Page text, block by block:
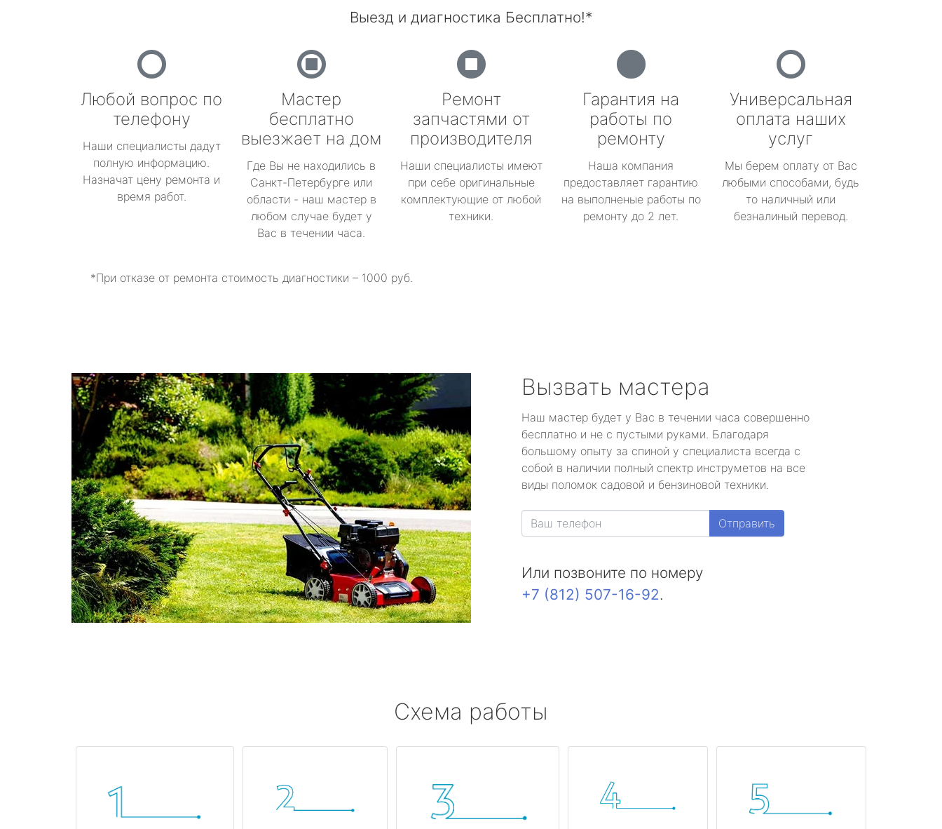
Выезд и диагностика Бесплатно!*
Любой вопрос по
телефону
Наши специалисты дадут
полную информацию.
Назначат цену ремонта и
время работ.
Мастер
бесплатно
выезжает на дом
Где Вы не находились в
Санкт-Петербурге или
области - наш мастер в
любом случае будет у
Вас в течении часа.
Ремонт
запчастями от
производителя
Наши специалисты имеют
при себе оригинальные
комплектующие от любой
техники.
Гарантия на
работы по
ремонту
Наша компания
предоставляет гарантию
на выполненые работы по
ремонту до 2 лет.
Универсальная
оплата наших
услуг
Мы берем оплату от Вас
любыми способами, будь
то наличный или
безналиный перевод.
*При отказе от ремонта стоимость диагностики – 1000 руб.
Вызвать мастера
Наш мастер будет у Вас в течении часа совершенно
бесплатно и не с пустыми руками. Благодаря
большому опыту за спиной у специалиста всегда с
собой в наличии полный спектр инструметов на все
виды поломок садовой и бензиновой техники.
Отправить
Или позвоните по номеру
+7 (812) 507-16-92.
Схема работы